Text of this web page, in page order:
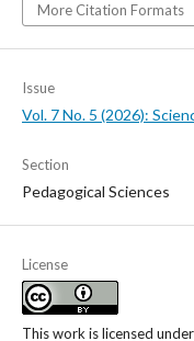
More Citation Formats
Issue
Vol. 7 No. 5 (2026):
Section
Pedagogical Sciences
License
This work is licensed